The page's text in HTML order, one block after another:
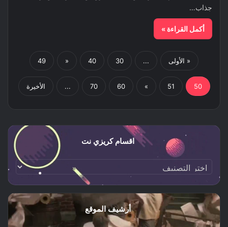
جذاب…
أكمل القراءة »
« الأولى ...
30
40
«
49
50
51
»
60
70
... الأخيرة
اقسام كريزي نت
اقسام
كريزي
نت
أرشيف الموقع